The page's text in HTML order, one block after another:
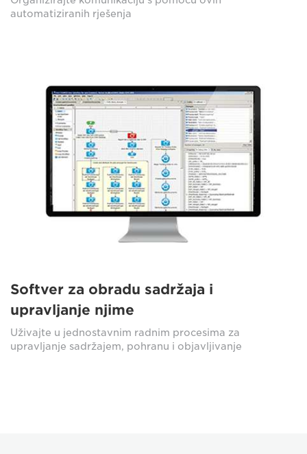
automatiziranih rješenja
Softver za obradu sadržaja i
upravljanje njime
Uživajte u jednostavnim radnim procesima za
upravljanje sadržajem, pohranu i objavljivanje